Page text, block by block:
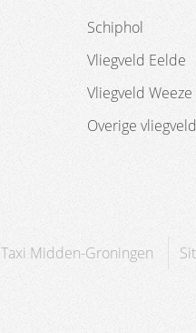
Schiphol
Vliegveld Eelde
Vliegveld Weeze
Overige
Taxi Midden-Groningen